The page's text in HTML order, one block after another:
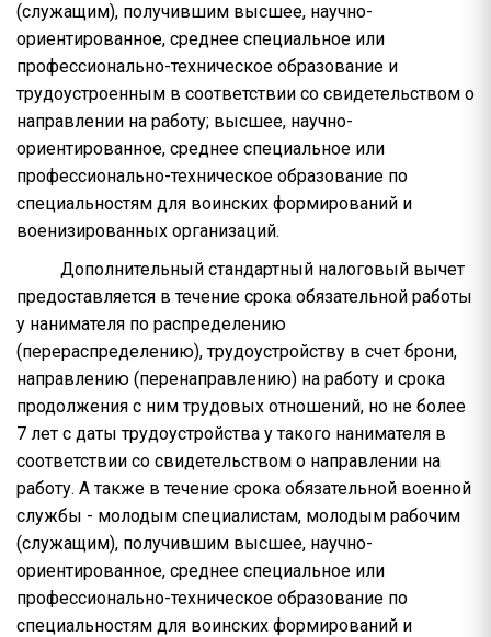
(служащим), получившим высшее, научно-
ориентированное, среднее специальное или
профессионально-техническое образование и
трудоустроенным в соответствии со свидетельством о
направлении на работу; высшее, научно-
ориентированное, среднее специальное или
профессионально-техническое образование по
специальностям для воинских формирований и
военизированных организаций.
Дополнительный стандартный налоговый вычет
предоставляется в течение срока обязательной работы
у нанимателя по распределению
(перераспределению), трудоустройству в счет брони,
направлению (перенаправлению) на работу и срока
продолжения с ним трудовых отношений, но не более
7 лет с даты трудоустройства у такого нанимателя в
соответствии со свидетельством о направлении на
работу. А также в течение срока обязательной военной
службы - молодым специалистам, молодым рабочим
(служащим), получившим высшее, научно-
ориентированное, среднее специальное или
профессионально-техническое образование по
специальностям для воинских формирований и